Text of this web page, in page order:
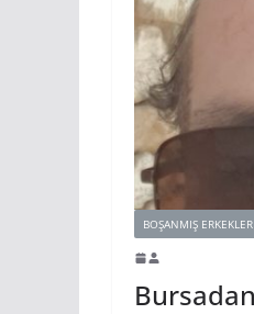
BOŞANMIŞ ERKEKLER